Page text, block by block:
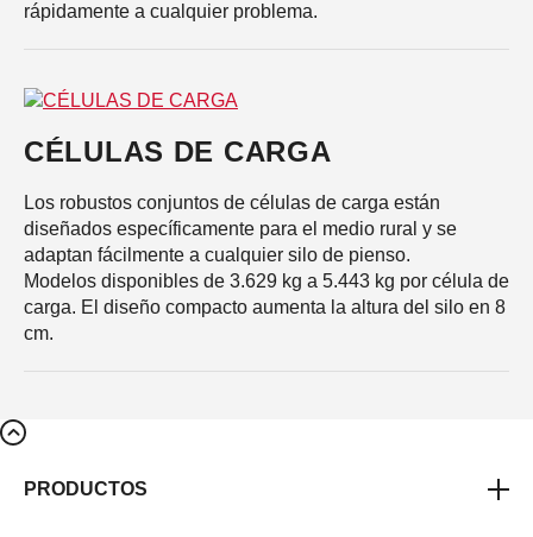
rápidamente a cualquier problema.
CÉLULAS DE CARGA
Los robustos conjuntos de células de carga están
diseñados específicamente para el medio rural y se
adaptan fácilmente a cualquier silo de pienso.
Modelos disponibles de 3.629 kg a 5.443 kg por célula de
carga. El diseño compacto aumenta la altura del silo en 8
cm.
PRODUCTOS